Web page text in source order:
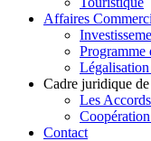
Affaires
Programme
Cadre juridique
Les
Contact